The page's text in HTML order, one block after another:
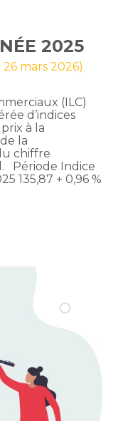
2025
26 mars 2026)
(ILC)
d’indices
à la
la
chiffre
Période Indice
135,87 + 0,96 %